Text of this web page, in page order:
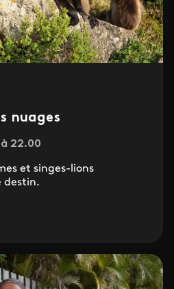
nuages
22.00
et singes-lions
destin.